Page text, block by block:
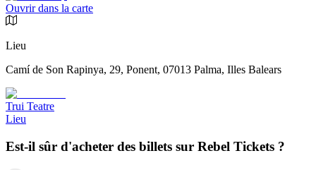
Ouvrir dans la carte
Lieu
Camí de Son Rapinya, 29, Ponent, 07013 Palma, Illes Balears
Trui Teatre
Lieu
Est-il sûr d'acheter des billets sur Rebel Tickets ?